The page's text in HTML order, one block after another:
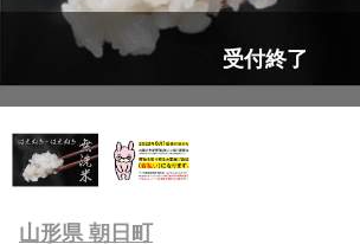
受付終了
山形県 朝日町